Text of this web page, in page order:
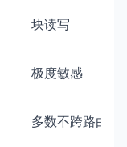
块读写
极度敏感
多数不跨路由